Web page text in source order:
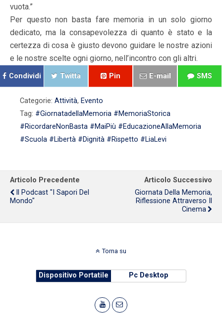
vuota.”
Per questo non basta fare memoria in un solo giorno
dedicato, ma la consapevolezza di quanto è stato e la
certezza di cosa è giusto devono guidare le nostre azioni
e le nostre scelte ogni giorno, nell’incontro con gli altri.
Condividi Twitta Pin E-mail SMS
Categorie: Attività, Evento
Tag: #GiornatadellaMemoria #MemoriaStorica
#RicordareNonBasta #MaiPiù #EducazioneAllaMemoria
#Scuola #Libertà #Dignità #Rispetto #LiaLevi
Articolo Precedente
Il Podcast "I Sapori Del
Mondo"
Articolo Successivo
Giornata Della Memoria,
Riflessione Attraverso Il
Cinema
Torna su
Dispositivo Portatile Pc Desktop